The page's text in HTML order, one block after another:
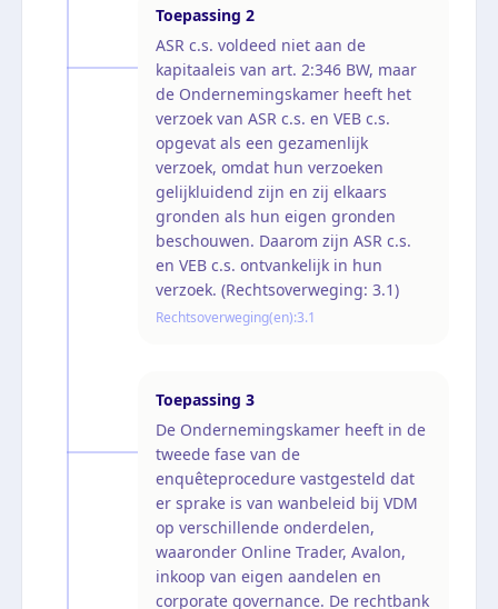
Toepassing 2
ASR c.s. voldeed niet aan de
kapitaaleis van art. 2:346 BW, maar
de Ondernemingskamer heeft het
verzoek van ASR c.s. en VEB c.s.
opgevat als een gezamenlijk
verzoek, omdat hun verzoeken
gelijkluidend zijn en zij elkaars
gronden als hun eigen gronden
beschouwen. Daarom zijn ASR c.s.
en VEB c.s. ontvankelijk in hun
verzoek. (Rechtsoverweging: 3.1)
Rechtsoverweging(en):3.1
Toepassing 3
De Ondernemingskamer heeft in de
tweede fase van de
enquêteprocedure vastgesteld dat
er sprake is van wanbeleid bij VDM
op verschillende onderdelen,
waaronder Online Trader, Avalon,
inkoop van eigen aandelen en
corporate governance. De rechtbank